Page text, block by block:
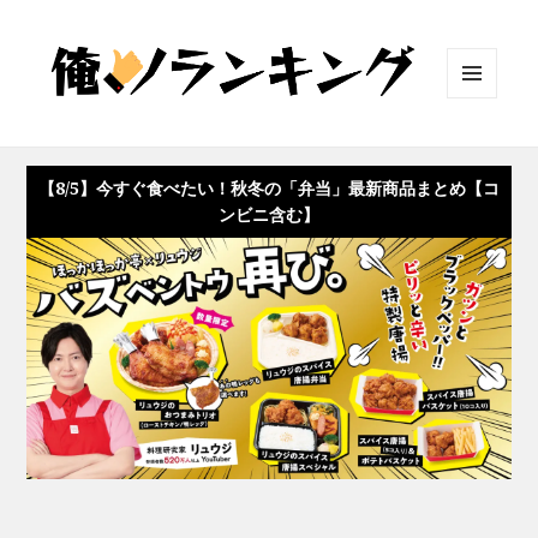
ット
【8/5】今すぐ食べたい！秋冬の「弁当」最新商品まとめ【コ
ンビニ含む】